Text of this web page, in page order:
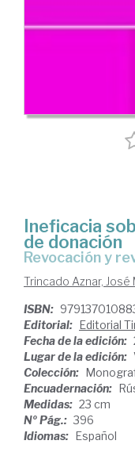
Ineficacia
de donación
Revocación y
Trincado Aznar, José
ISBN:
Editorial: Editorial
Fecha de la edición:
Lugar de la edición:
Colección:
Encuadernación:
Medidas: 23 cm
Nº Pág.: 396
Idiomas: Español